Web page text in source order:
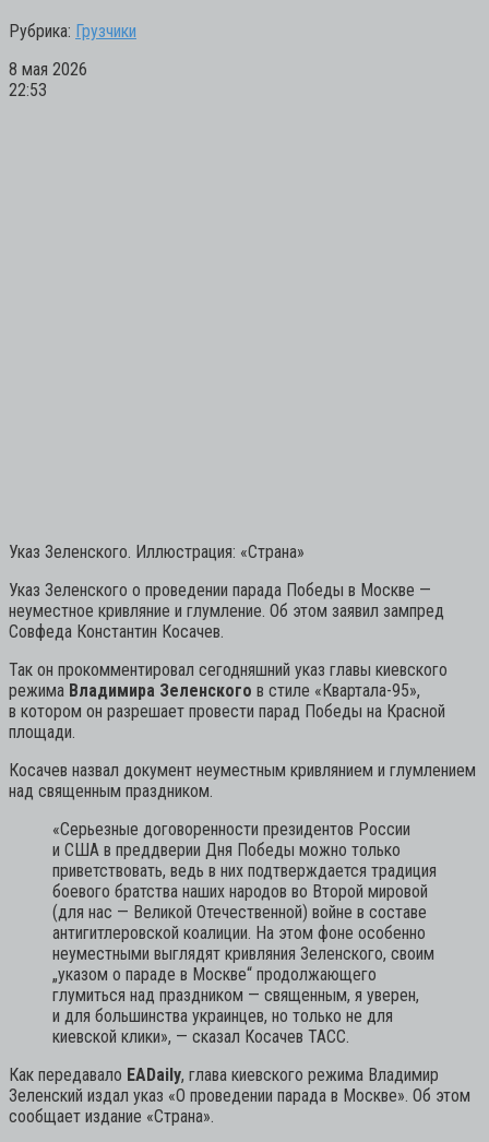
Рубрика: Грузчики
8 мая 2026
22:53
Указ Зеленского. Иллюстрация: «Страна»
Указ Зеленского о проведении парада Победы в Москве —
неуместное кривляние и глумление. Об этом заявил зампред
Совфеда Константин Косачев.
Так он прокомментировал сегодняшний указ главы киевского
режима Владимира Зеленского в стиле «Квартала-95»,
в котором он разрешает провести парад Победы на Красной
площади.
Косачев назвал документ неуместным кривлянием и глумлением
над священным праздником.
«Серьезные договоренности президентов России
и США в преддверии Дня Победы можно только
приветствовать, ведь в них подтверждается традиция
боевого братства наших народов во Второй мировой
(для нас — Великой Отечественной) войне в составе
антигитлеровской коалиции. На этом фоне особенно
неуместными выглядят кривляния Зеленского, своим
„указом о параде в Москве“ продолжающего
глумиться над праздником — священным, я уверен,
и для большинства украинцев, но только не для
киевской клики», — сказал Косачев ТАСС.
Как передавало EADaily, глава киевского режима Владимир
Зеленский издал указ «О проведении парада в Москве». Об этом
сообщает издание «Страна».